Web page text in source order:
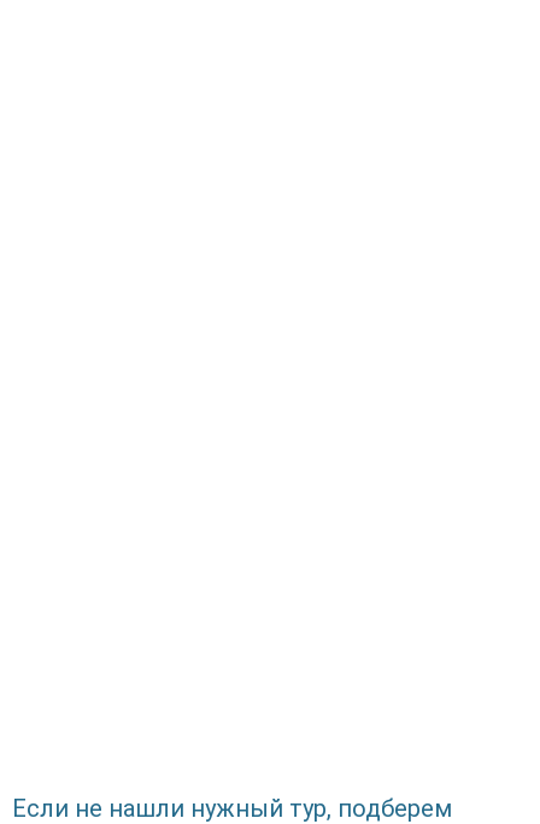
Если не нашли нужный тур, подберем